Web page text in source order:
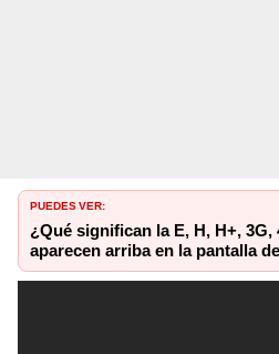
PUEDES VER:
¿Qué significan la E, H, H+, 3G,
aparecen arriba en la pantalla